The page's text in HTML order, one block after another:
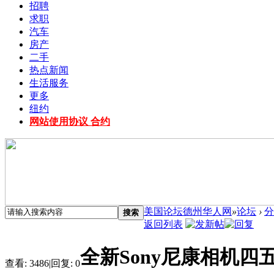
招聘
求职
汽车
房产
二手
热点新闻
生活服务
更多
纽约
网站使用协议 合约
搜索 美国论坛德州华人网 »论坛 ›
返回列表
查看: 3486|回复: 0全新Sony尼康相机四